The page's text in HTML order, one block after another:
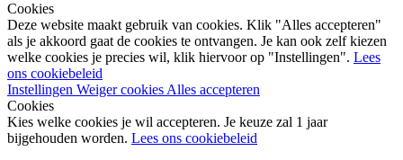
Cookies
Deze website maakt gebruik van cookies. Klik "Alles accepteren"
als je akkoord gaat de cookies te ontvangen. Je kan ook zelf kiezen
welke cookies je precies wil, klik hiervoor op "Instellingen". Lees
ons cookiebeleid
Instellingen Weiger cookies Alles accepteren
Cookies
Kies welke cookies je wil accepteren. Je keuze zal 1 jaar
bijgehouden worden. Lees ons cookiebeleid